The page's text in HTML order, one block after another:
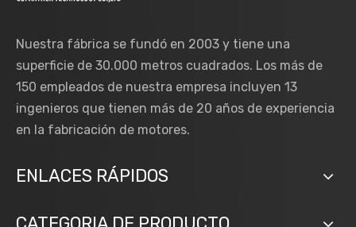
Nuestra fábrica se fundó en 2003 y tiene una
superficie de 30.000 metros cuadrados. Los más de
150 empleados de nuestra empresa incluyen 13
ingenieros que tienen más de 20 años de experiencia
en la fabricación de motores.
ENLACES RÁPIDOS